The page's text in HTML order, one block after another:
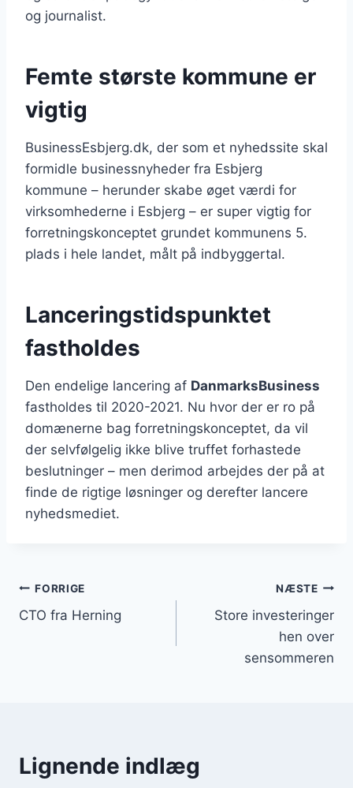
og journalist.
Femte største kommune er
vigtig
BusinessEsbjerg.dk, der som et nyhedssite skal
formidle businessnyheder fra Esbjerg
kommune – herunder skabe øget værdi for
virksomhederne i Esbjerg – er super vigtig for
forretningskonceptet grundet kommunens 5.
plads i hele landet, målt på indbyggertal.
Lanceringstidspunktet
fastholdes
Den endelige lancering af DanmarksBusiness
fastholdes til 2020-2021. Nu hvor der er ro på
domænerne bag forretningskonceptet, da vil
der selvfølgelig ikke blive truffet forhastede
beslutninger – men derimod arbejdes der på at
finde de rigtige løsninger og derefter lancere
nyhedsmediet.
Indlægsnavigation
FORRIGE
CTO fra Herning
NÆSTE
Store investeringer
hen over
sensommeren
Lignende indlæg